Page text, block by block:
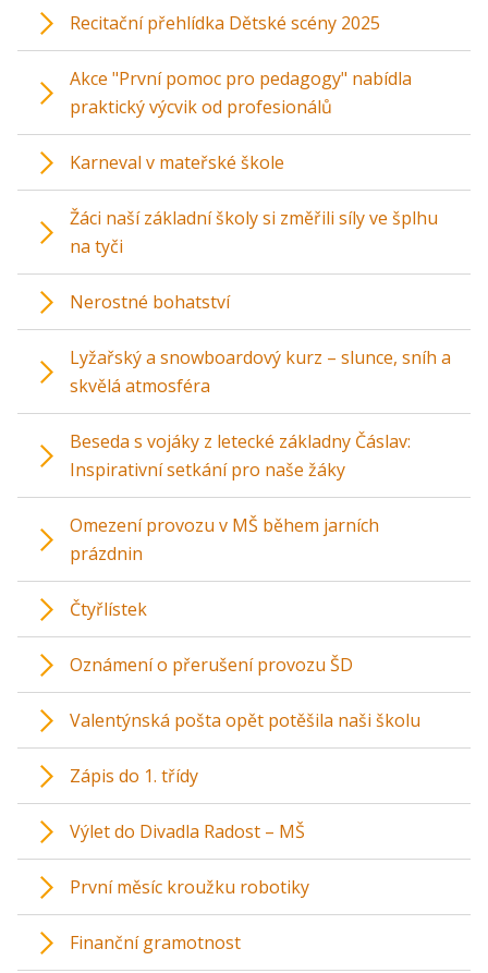
Recitační přehlídka Dětské scény 2025
Akce "První pomoc pro pedagogy" nabídla
praktický výcvik od profesionálů
Karneval v mateřské škole
Žáci naší základní školy si změřili síly ve šplhu
na tyči
Nerostné bohatství
Lyžařský a snowboardový kurz – slunce, sníh a
skvělá atmosféra
Beseda s vojáky z letecké základny Čáslav:
Inspirativní setkání pro naše žáky
Omezení provozu v MŠ během jarních
prázdnin
Čtyřlístek
Oznámení o přerušení provozu ŠD
Valentýnská pošta opět potěšila naši školu
Zápis do 1. třídy
Výlet do Divadla Radost – MŠ
První měsíc kroužku robotiky
Finanční gramotnost